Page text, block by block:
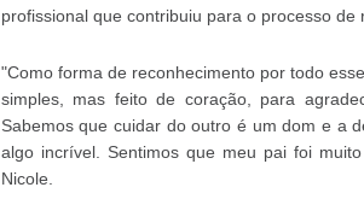
profissional que contribuiu para o processo de
"Como forma de reconhecimento por todo
simples, mas feito de coração, para
Sabemos que cuidar do outro é um dom e a
algo incrível. Sentimos que meu pai foi
Nicole.